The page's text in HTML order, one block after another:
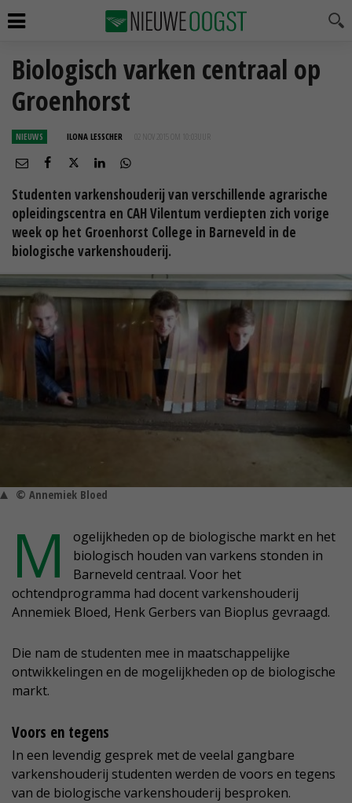
Biologisch varken centraal op
Groenhorst
NIEUWS ILONA LESSCHER 02 NOV 2015 OM 10:03
Studenten varkenshouderij van verschillende agrarische
opleidingscentra en CAH Vilentum verdiepten zich vorige
week op het Groenhorst College in Barneveld in de
biologische varkenshouderij.
© Annemiek Bloed
M
ogelijkheden op de biologische markt en het
biologisch houden van varkens stonden in
Barneveld centraal. Voor het
ochtendprogramma had docent varkenshouderij
Annemiek Bloed, Henk Gerbers van Bioplus gevraagd.
Die nam de studenten mee in maatschappelijke
ontwikkelingen en de mogelijkheden op de biologische
markt.
Voors en tegens
In een levendig gesprek met de veelal gangbare
varkenshouderij studenten werden de voors en tegens
van de biologische varkenshouderij besproken.